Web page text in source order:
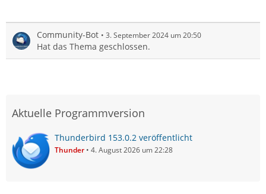
Community-Bot 3. September 2024 um 20:50
Hat das Thema geschlossen.
Aktuelle Programmversion
Thunderbird 153.0.2 veröffentlicht
Thunder 4. August 2026 um 22:28